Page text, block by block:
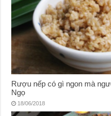
Rượu nếp có gì ngon mà
Ngọ
18/06/2018